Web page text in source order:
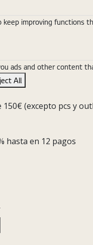
improving functions
ads and other content
All
(excepto pcs y
hasta en 12 pagos